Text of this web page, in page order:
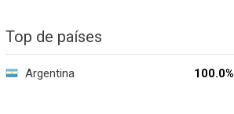
Top de países
Argentina 100.0%